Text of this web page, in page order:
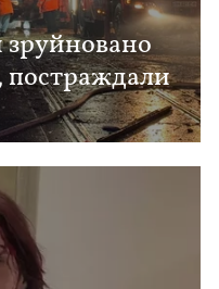
зруйновано
постраждали